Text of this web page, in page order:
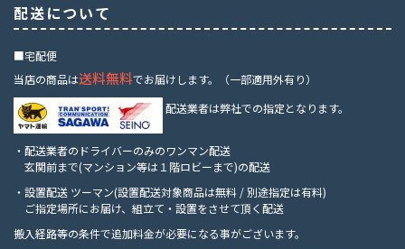
配送について
■宅配便
当店の商品は送料無料でお届けします。（一部適用外有り）
配送業者は弊社での指定となります。
・配送業者のドライバーのみのワンマン配送
玄関前まで(マンション等は１階ロビーまで)の配送
・設置配送 ツーマン(設置配送対象商品は無料 / 別途指定は有料)
ご指定場所にお届け、組立て・設置をさせて頂く配送
搬入経路等の条件で追加料金が必要になる事がございます。